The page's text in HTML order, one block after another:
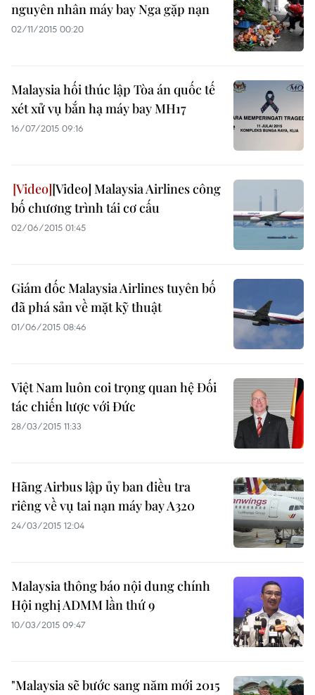
nguyên nhân máy bay Nga gặp nạn
02/11/2015 00:20
Malaysia hối thúc lập Tòa án quốc tế
xét xử vụ bắn hạ máy bay MH17
16/07/2015 09:16
[Video] Malaysia Airlines công
bố chương trình tái cơ cấu
02/06/2015 01:45
Giám đốc Malaysia Airlines tuyên bố
đã phá sản về mặt kỹ thuật
01/06/2015 08:46
Việt Nam luôn coi trọng quan hệ Đối
tác chiến lược với Đức
28/03/2015 11:33
Hãng Airbus lập ủy ban điều tra
riêng về vụ tai nạn máy bay A320
24/03/2015 12:04
Malaysia thông báo nội dung chính
Hội nghị ADMM lần thứ 9
10/03/2015 09:47
"Malaysia sẽ bước sang năm mới 2015